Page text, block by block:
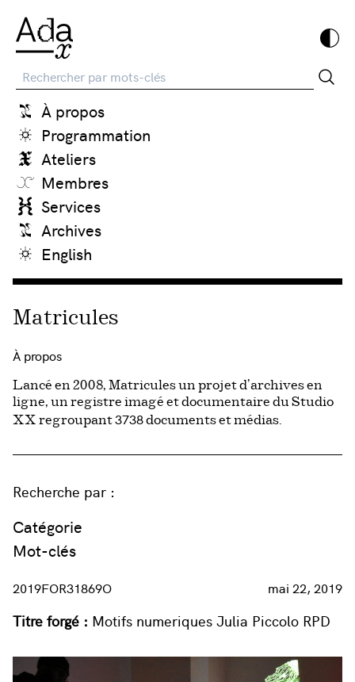
Recherche
À propos
Programmation
Ateliers
Membres
Services
Archives
English
Matricules
À propos
Lancé en 2008, Matricules un projet d’archives en
ligne, un registre imagé et documentaire du Studio
XX regroupant3738documents et médias.
Recherche par :
Catégorie
Mot-clés
2019FOR31869O mai 22, 2019
Titre forgé : Motifs numeriques Julia Piccolo RPD